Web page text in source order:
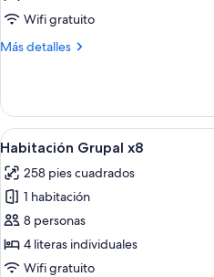
Grupal
Wifi gratuito
Más detalles
Más
Grupal
x4
Abrir
todas
las
fotos
de
Habitación
Grupal
5
Habitación Grupal x8
258 pies cuadrados
1 habitación
8 personas
4 literas individuales
Wifi gratuito